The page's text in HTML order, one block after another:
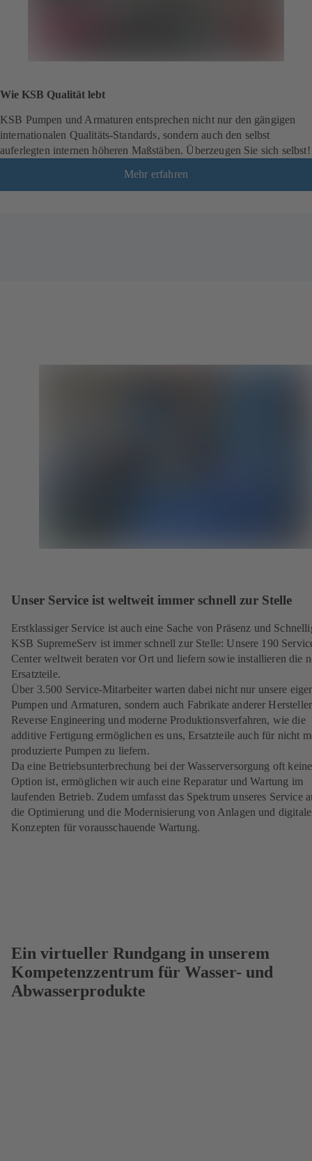
Wie KSB Qualität lebt
KSB Pumpen und Armaturen entsprechen nicht nur den gängigen
internationalen Qualitäts-Standards, sondern auch den selbst
auferlegten internen höheren Maßstäben. Überzeugen Sie sich selbst!
Mehr erfahren
Unser Service ist weltweit immer schnell zur Stelle
Erstklassiger Service ist auch eine Sache von Präsenz und
KSB SupremeServ ist immer schnell zur Stelle: Unsere 190
Center weltweit beraten vor Ort und liefern sowie installieren die
Ersatzteile.
Über 3.500 Service-Mitarbeiter warten dabei nicht nur unsere
Pumpen und Armaturen, sondern auch Fabrikate anderer
Reverse Engineering und moderne Produktionsverfahren, wie die
additive Fertigung ermöglichen es uns, Ersatzteile auch für nicht
produzierte Pumpen zu liefern.
Da eine Betriebsunterbrechung bei der Wasserversorgung oft keine
Option ist, ermöglichen wir auch eine Reparatur und Wartung im
laufenden Betrieb. Zudem umfasst das Spektrum unseres Service
die Optimierung und die Modernisierung von Anlagen und digitale
Konzepten für vorausschauende Wartung.
Ein virtueller Rundgang in unserem
Kompetenzzentrum für Wasser- und
Abwasserprodukte